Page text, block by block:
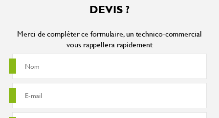
DEVIS ?
Merci de compléter ce formulaire, un technico-commercial
vous rappellera rapidement